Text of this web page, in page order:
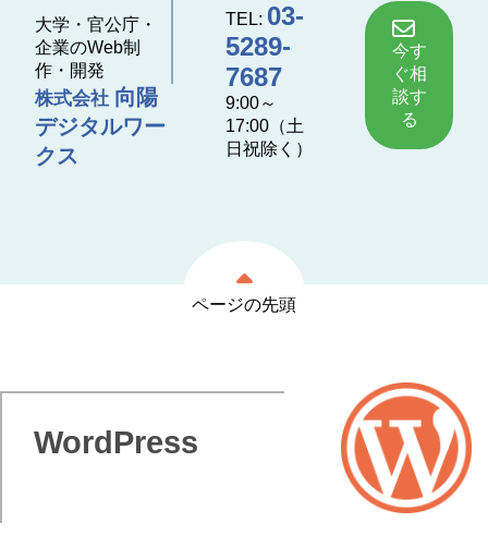
大学・官公庁・
企業のWeb制
作・開発
株式会社 向陽
デジタルワー
クス
TEL: 03-
5289-
7687
9:00～
17:00（土
日祝除く）
今す
ぐ相
談す
る
ページの先頭
WordPress